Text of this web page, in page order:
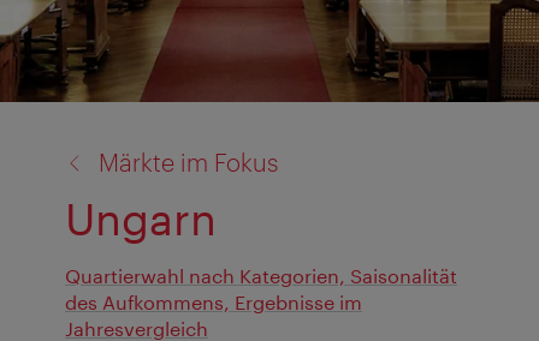
Märkte im Fokus
Ungarn
Quartierwahl nach Kategorien, Saisonalität
des Aufkommens, Ergebnisse im
Jahresvergleich